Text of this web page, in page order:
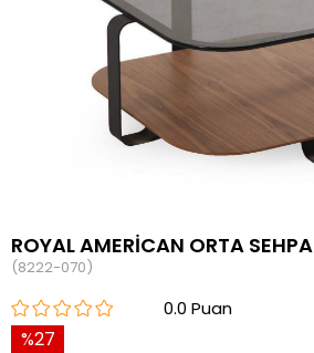
ROYAL AMERİCAN ORTA SEHPA
(8222-070)
0.0
27